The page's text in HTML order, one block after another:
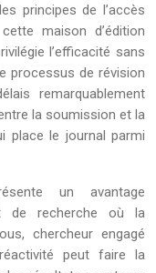
principes de l’accès
maison d’édition
l’efficacité sans
processus de révision
remarquablement
la soumission et la
place le journal parmi
un avantage
de recherche où la
chercheur engagé
peut faire la